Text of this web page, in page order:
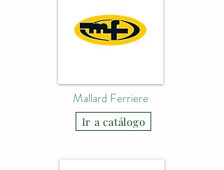
Mallard Ferriere
Ir a catálogo